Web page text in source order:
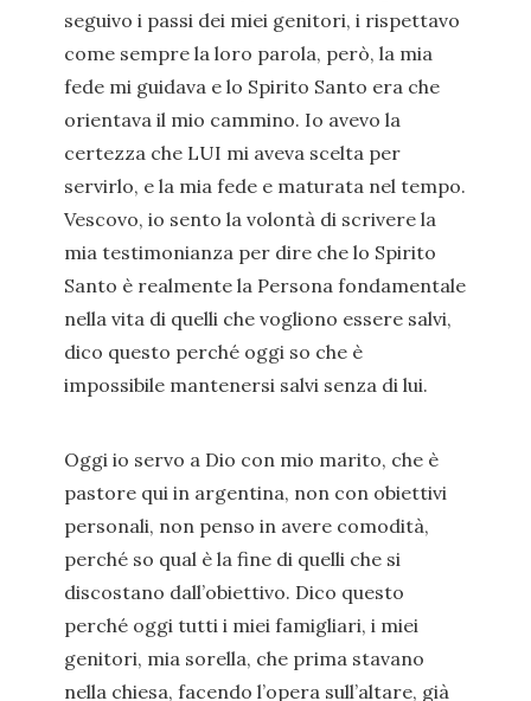
seguivo i passi dei miei genitori, i rispettavo
come sempre la loro parola, però, la mia
fede mi guidava e lo Spirito Santo era che
orientava il mio cammino. Io avevo la
certezza che LUI mi aveva scelta per
servirlo, e la mia fede e maturata nel tempo.
Vescovo, io sento la volontà di scrivere la
mia testimonianza per dire che lo Spirito
Santo è realmente la Persona fondamentale
nella vita di quelli che vogliono essere salvi,
dico questo perché oggi so che è
impossibile mantenersi salvi senza di lui.
Oggi io servo a Dio con mio marito, che è
pastore qui in argentina, non con obiettivi
personali, non penso in avere comodità,
perché so qual è la fine di quelli che si
discostano dall’obiettivo. Dico questo
perché oggi tutti i miei famigliari, i miei
genitori, mia sorella, che prima stavano
nella chiesa, facendo l’opera sull’altare, già